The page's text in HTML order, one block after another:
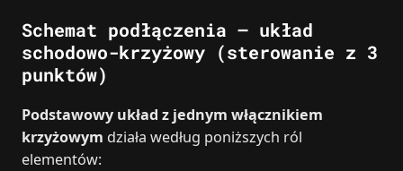
Schemat podłączenia – układ
schodowo-krzyżowy (sterowanie z 3
punktów)
Podstawowy układ z jednym włącznikiem
krzyżowym działa według poniższych ról
elementów: